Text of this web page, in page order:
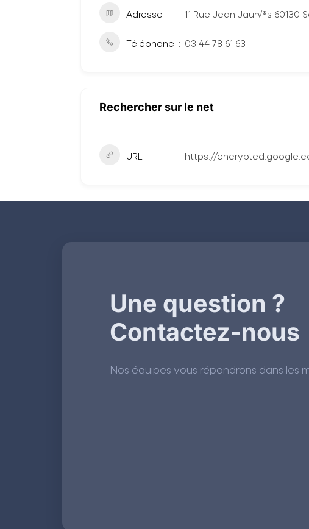
Adresse 11 Rue Jean Jaur√®s
Téléphone 03 44 78 61 63
Rechercher sur le net
URL https://
Une question ?
Contactez-nous
Nos équipes vous répondrons dans les